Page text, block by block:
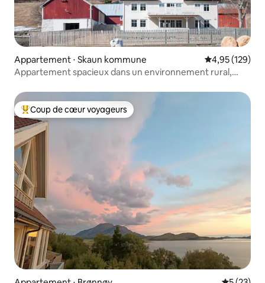
Appartement ⋅ Skaun kommune Évaluation
4,95 (129)
Appartement spacieux dans un environnement rural,
Coups de cœur voyageurs les plus appréciés
Coup de cœur voyageurs